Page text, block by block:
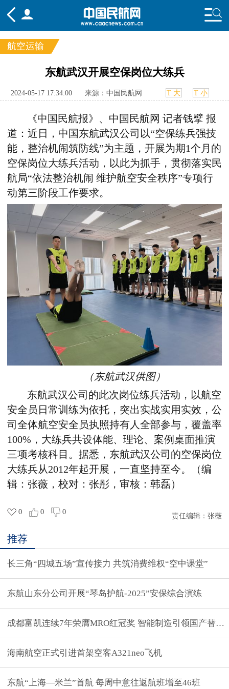
国内 国际
行业
航空运输
东航武汉开展空保岗位大练兵
2024-05-17 17:34:00 来源：中国民航网 T 大 T 小
《中国民航报》、中国民航网 记者钱擘 报
道：近日，中国东航武汉公司以“空保练兵强技
能，整治机闹筑防线”为主题，开展为期1个月的
空保岗位大练兵活动，以此为抓手，贯彻落实民
航局“依法整治机闹 维护航空安全秩序”专项行
动第三阶段工作要求。
（东航武汉供图）
东航武汉公司的此次岗位练兵活动，以航空
安全员日常训练为依托，突出实战实用实效，公
司全体航空安全员执照持有人全部参与，覆盖率
100%，大练兵共设体能、理论、案例桌面推演
三项考核科目。据悉，东航武汉公司的空保岗位
大练兵从2012年起开展，一直坚持至今。（编
辑：张薇，校对：张彤，审核：韩磊）
0 0 0
责任编辑： 张薇
推荐
长三角“四城五场”宣传接力 共筑消费维权“空中课堂”
东航山东分公司开展“琴岛护航-2025”安保综合演练
成都富凯连续7年荣膺MRO红冠奖 智能制造引领国产替代
海南航空正式引进首架空客A321neo飞机
东航“上海—米兰”首航 每周中意往返航班增至46班